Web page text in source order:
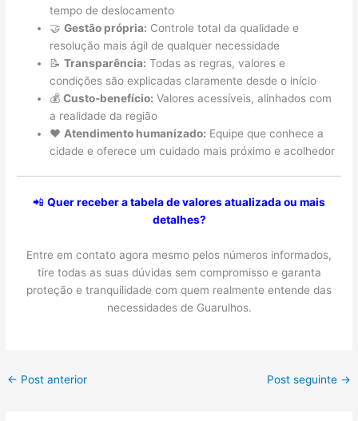
tempo de deslocamento
🤝Gestão própria: Controle total da qualidade e
resolução mais ágil de qualquer necessidade
📝Transparência: Todas as regras, valores e
condições são explicadas claramente desde o início
💰Custo-benefício: Valores acessíveis, alinhados com
a realidade da região
❤️ Atendimento humanizado: Equipe que conhece a
cidade e oferece um cuidado mais próximo e acolhedor
📲 Quer receber a tabela de valores atualizada ou mais
detalhes?
Entre em contato agora mesmo pelos números informados,
tire todas as suas dúvidas sem compromisso e garanta
proteção e tranquilidade com quem realmente entende das
necessidades de Guarulhos.
← Post anterior Post seguinte →